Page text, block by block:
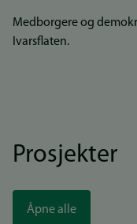
Medborgere og
Ivarsflaten.
Prosjekter
Åpne alle